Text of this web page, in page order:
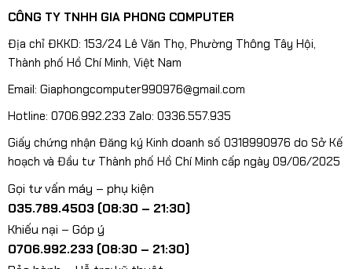
CÔNG TY TNHH GIA PHONG COMPUTER
Địa chỉ ĐKKD: 153/24 Lê Văn Thọ, Phường Thông Tây Hội,
Thành phố Hồ Chí Minh, Việt Nam
Email: Giaphongcomputer990976@gmail.com
Hotline: 0706.992.233 Zalo: 0336.557.935
Giấy chứng nhận Đăng ký Kinh doanh số 0318990976 do Sở Kế
hoạch và Đầu tư Thành phố Hồ Chí Minh cấp ngày 09/06/2025
Gọi tư vấn máy – phụ kiện
035.789.4503 (08:30 – 21:30)
Khiếu nại – Góp ý
0706.992.233 (08:30 – 21:30)